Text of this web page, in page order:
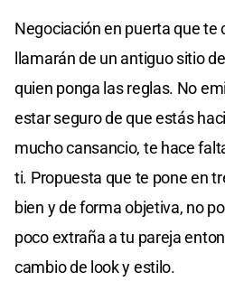
Negociación en puerta que te
llamarán de un antiguo sitio
quien ponga las reglas. No
estar seguro de que estás
mucho cansancio, te hace
ti. Propuesta que te pone en
bien y de forma objetiva, no
poco extraña a tu pareja
cambio de look y estilo.